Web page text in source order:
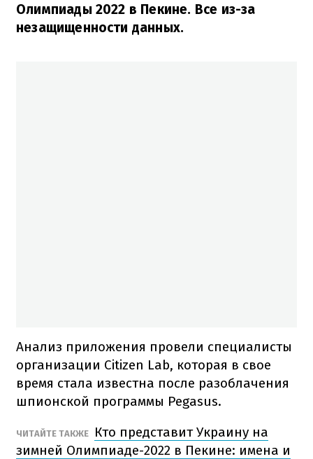
Олимпиады 2022 в Пекине. Все из-за
незащищенности данных.
Анализ приложения провели специалисты
организации Citizen Lab, которая в свое
время стала известна после разоблачения
шпионской программы Pegasus.
ЧИТАЙТЕ ТАКЖЕ
Кто представит Украину на
зимней Олимпиаде-2022 в Пекине: имена и